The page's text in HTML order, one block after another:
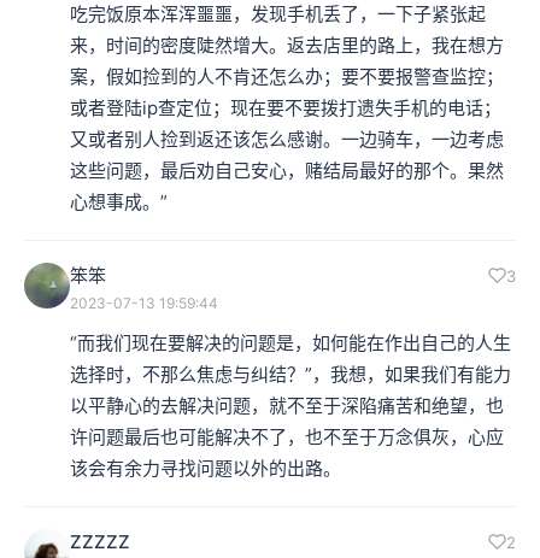
吃完饭原本浑浑噩噩，发现手机丢了，一下子紧张起
来，时间的密度陡然增大。返去店里的路上，我在想方
案，假如捡到的人不肯还怎么办；要不要报警查监控；
或者登陆ip查定位；现在要不要拨打遗失手机的电话；
又或者别人捡到返还该怎么感谢。一边骑车，一边考虑
这些问题，最后劝自己安心，赌结局最好的那个。果然
心想事成。”
笨笨 3
2023-07-13 19:59:44
“而我们现在要解决的问题是，如何能在作出自己的人生
选择时，不那么焦虑与纠结？”，我想，如果我们有能力
以平静心的去解决问题，就不至于深陷痛苦和绝望，也
许问题最后也可能解决不了，也不至于万念俱灰，心应
该会有余力寻找问题以外的出路。
ZZZZZ 2